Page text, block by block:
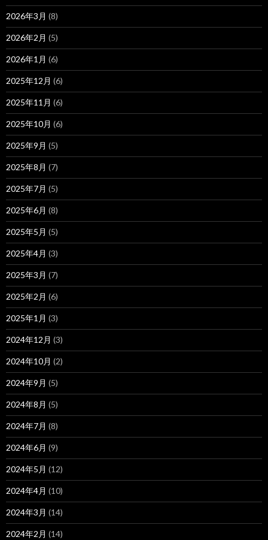
2026年3月 (8)
2026年2月 (5)
2026年1月 (6)
2025年12月 (6)
2025年11月 (6)
2025年10月 (6)
2025年9月 (5)
2025年8月 (7)
2025年7月 (5)
2025年6月 (8)
2025年5月 (5)
2025年4月 (3)
2025年3月 (7)
2025年2月 (6)
2025年1月 (3)
2024年12月 (3)
2024年10月 (2)
2024年9月 (5)
2024年8月 (5)
2024年7月 (8)
2024年6月 (9)
2024年5月 (12)
2024年4月 (10)
2024年3月 (14)
2024年2月 (14)